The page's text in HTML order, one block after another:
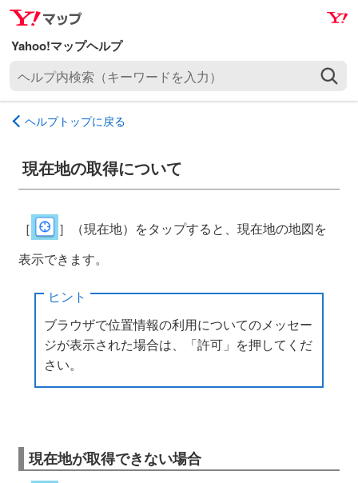
ナ
ビ
ゲ
ー
ョ
ン
キ
メ
イ
ン
コ
テ
ン
ス
プ
内
（
ー
ヘルプトップに戻る
現在地の取得について
［
］（現在地）をタップすると、現在地の地図を
表示できます。
ヒント
ブラウザで位置情報の利用についてのメッセー
ジが表示された場合は、「許可」を押してくだ
さい。
現在地が取得できない場合